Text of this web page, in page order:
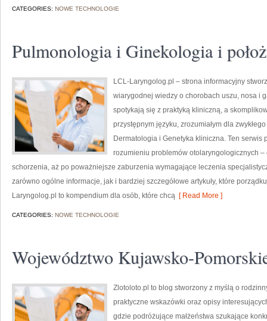
CATEGORIES: NOWE TECHNOLOGIE
Pulmonologia i Ginekologia i
LCL-Laryngolog.pl – strona informacyjny
wiarygodnej wiedzy o chorobach uszu, nosa i
spotykają się z praktyką kliniczną, a
przystępnym języku, zrozumiałym dla
Dermatologia i Genetyka kliniczna. Ten serwis
rozumieniu problemów otolaryngologicznych –
schorzenia, aż po poważniejsze zaburzenia wymagające leczenia
zarówno ogólne informacje, jak i bardziej szczegółowe artykuły, które
Laryngolog.pl to kompendium dla osób, które chcą [ Read More ]
CATEGORIES: NOWE TECHNOLOGIE
Województwo Kujawsko-
Zlotoloto.pl to blog stworzony z myślą o
praktyczne wskazówki oraz opisy
gdzie podróżujące małżeństwa szukające